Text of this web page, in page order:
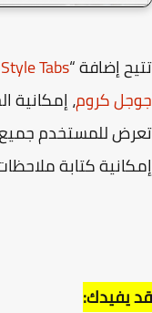
إضافة “Style Tabs
كروم، إمكانية
للمستخدم جميع
كتابة ملاحظات.